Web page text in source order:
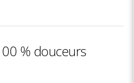
% douceurs